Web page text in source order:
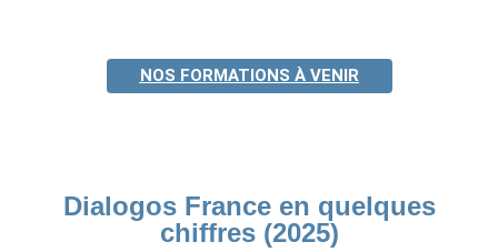
NOS FORMATIONS À VENIR
Dialogos France en quelques
chiffres (2025)